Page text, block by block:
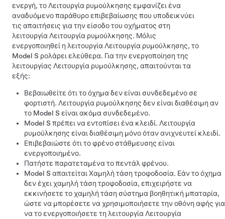
ενεργή, το Λειτουργία ρυμούλκησης εμφανίζει ένα
αναδυόμενο παράθυρο επιβεβαίωσης που υποδεικνύει
τις απαιτήσεις για την είσοδο του οχήματος στη
λειτουργία Λειτουργία ρυμούλκησης. Μόλις
ενεργοποιηθεί η λειτουργία Λειτουργία ρυμούλκησης, το
Model S ρολάρει ελεύθερα. Για την ενεργοποίηση της
λειτουργίας Λειτουργία ρυμούλκησης, απαιτούνται τα
εξής:
Βεβαιωθείτε ότι το όχημα δεν είναι συνδεδεμένο σε
φορτιστή. Λειτουργία ρυμούλκησης δεν είναι διαθέσιμη αν
το Model S είναι ακόμα συνδεδεμένο.
Model S πρέπει να εντοπίσει ένα κλειδί. Λειτουργία
ρυμούλκησης είναι διαθέσιμη μόνο όταν ανιχνευτεί κλειδί.
Επιβεβαιώστε ότι το φρένο στάθμευσης είναι
ενεργοποιημένο.
Πατήστε παρατεταμένα το πεντάλ φρένου.
Model S απαιτείται Χαμηλή τάση τροφοδοσία. Εάν το όχημα
δεν έχει χαμηλή τάση τροφοδοσία, επιχειρήστε να
εκκινήσετε τοχαμηλή τάση σύστημα βοηθητική μπαταρία,
ώστε να μπορέσετε να χρησιμοποιήσετε την οθόνη αφής για
να το ενεργοποιήσετε τη λειτουργία Λειτουργία